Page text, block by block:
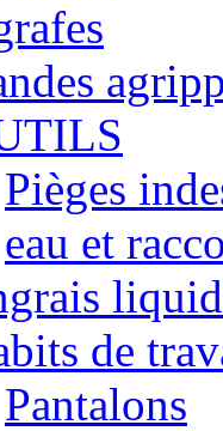
Pièges
eau et
de
Pantalons